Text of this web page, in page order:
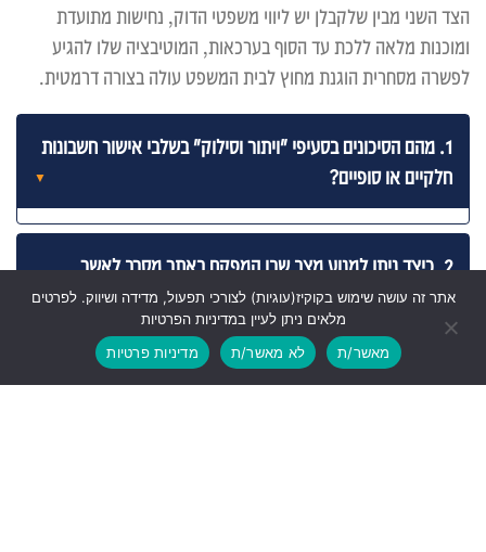
הצד השני מבין שלקבלן יש ליווי משפטי הדוק, נחישות מתועדת
ומוכנות מלאה ללכת עד הסוף בערכאות, המוטיבציה שלו להגיע
לפשרה מסחרית הוגנת מחוץ לבית המשפט עולה בצורה דרמטית.
1. מהם הסיכונים בסעיפי "ויתור וסילוק" בשלבי אישור חשבונות
חלקיים או סופיים?
2. כיצד ניתן למנוע מצב שבו המפקח באתר מסרב לאשר
עבודות חריגות שבוצעו בפועל?
3. מה ההבדל בין ערבות בנקאית אוטונומית לערבות רגילה
אתר זה עושה שימוש בקוקיז(עוגיות) לצורכי תפעול, מדידה ושיווק. לפרטים
מלאים ניתן לעיין במדיניות הפרטיות
מאשר/ת
לא מאשר/ת מדיניות פרטיות